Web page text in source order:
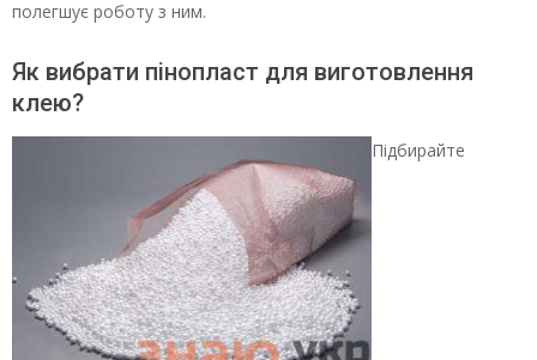
полегшує роботу з ним.
Як вибрати пінопласт для виготовлення
клею?
Підбирайте